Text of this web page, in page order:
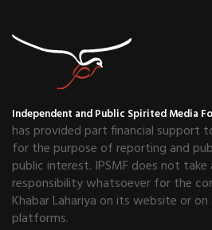
Independent and Public Spirited Media
has provided part financial support
for the purpose of reporting and
public interest. IPSMF does not take
responsibility whatsoever for the
Khabar Lahariya on its website or
platforms.